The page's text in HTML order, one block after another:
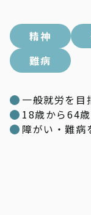
精神
難病
一般就労を目
18歳から64
障がい・難病